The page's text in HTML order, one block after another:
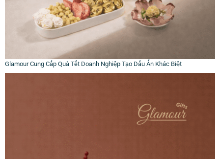
Glamour Cung Cấp Quà Tết Doanh Nghiệp Tạo Dấu Ấn Khác Biệt